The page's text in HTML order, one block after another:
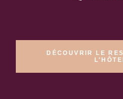
DÉCOUVRIR LE